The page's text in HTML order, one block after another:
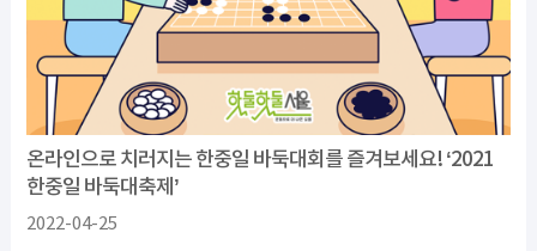
온라인으로 치러지는 한중일 바둑대회를 즐겨보세요! ‘2021
한중일 바둑대축제’
2022-04-25